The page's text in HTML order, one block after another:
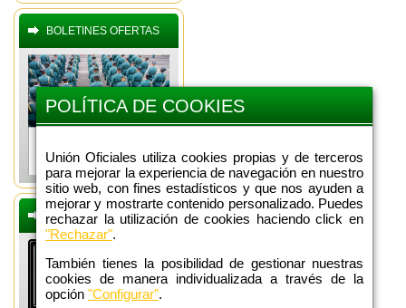
POLÍTICA DE COOKIES
Unión Oficiales utiliza cookies propias y de terceros
para mejorar la experiencia de navegación en nuestro
sitio web, con fines estadísticos y que nos ayuden a
mejorar y mostrarte contenido personalizado. Puedes
rechazar la utilización de cookies haciendo click en
"Rechazar".
También tienes la posibilidad de gestionar nuestras
cookies de manera individualizada a través de la
opción "Configurar".
BOLETINES OFERTAS
DEFENSA
ADMINISTRATIVA